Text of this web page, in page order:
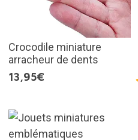
Crocodile miniature
arracheur de dents
13,95€